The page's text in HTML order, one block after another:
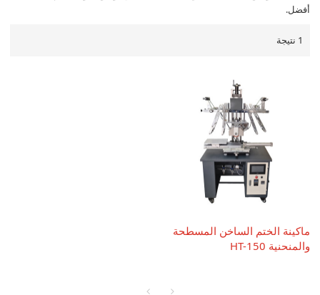
أفضل.
1 نتيجة
ماكينة الختم الساخن المسطحة
والمنحنية HT-150